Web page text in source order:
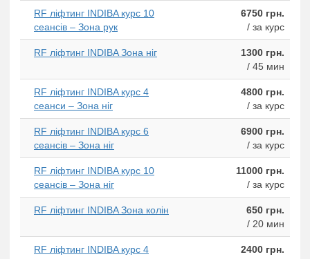
RF ліфтинг INDIBA курс 10
сеансів – Зона рук
6750 грн.
/ за курс
RF ліфтинг INDIBA Зона ніг
1300 грн.
/ 45 мин
RF ліфтинг INDIBA курс 4
сеанси – Зона ніг
4800 грн.
/ за курс
RF ліфтинг INDIBA курс 6
сеансів – Зона ніг
6900 грн.
/ за курс
RF ліфтинг INDIBA курс 10
сеансів – Зона ніг
11000 грн.
/ за курс
RF ліфтинг INDIBA Зона колін
650 грн.
/ 20 мин
RF ліфтинг INDIBA курс 4
2400 грн.